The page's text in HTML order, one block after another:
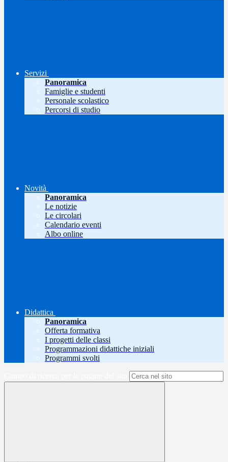
Servizi
Panoramica
Famiglie e studenti
Personale scolastico
Percorsi di studio
Novità
Panoramica
Le notizie
Le circolari
Calendario eventi
Albo online
Didattica
Panoramica
Offerta formativa
I progetti delle classi
Programmazioni didattiche iniziali
Programmi svolti